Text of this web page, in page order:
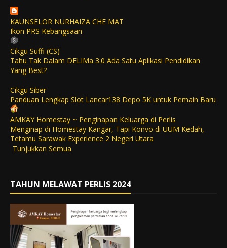
KAUNSELOR NURHAIZA CHE MAT
Ikon PRS Kebangsaan
Cikgu Suffi (CS)
Tahu Tak Dalam DELIMa 3.0 Ada Satu Aplikasi Pendidikan
Yang Best?
Cikgu Siber
Panduan Lengkap Slot Lancar138 Depo 5K untuk Pemain Baru
AMKAY Homestay ~ Penginapan Keluarga di Perlis
Menginap di Homestay Kangar, Tapi Konvo di UUM Kedah,
Tetamu Sarawak Experience 2 Negeri Utara
Tunjukkan Semua
TAHUN MELAWAT PERLIS 2024